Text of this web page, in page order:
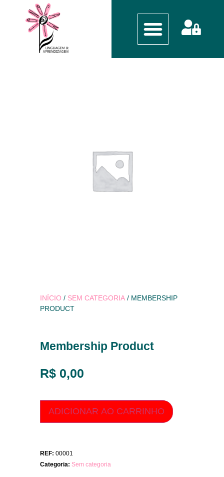
INÍCIO / SEM CATEGORIA / MEMBERSHIP
PRODUCT
Membership Product
R$ 0,00
ADICIONAR AO CARRINHO
REF: 00001
Categoria: Sem categoria